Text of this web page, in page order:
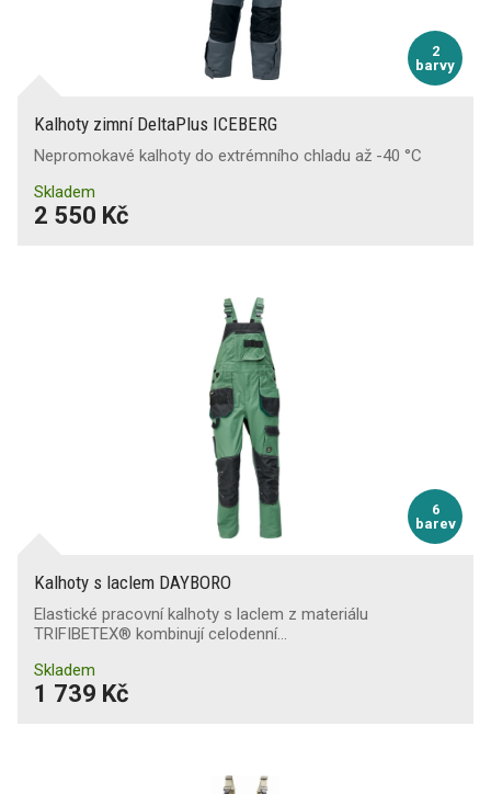
2
barvy
Kalhoty zimní DeltaPlus ICEBERG
Nepromokavé kalhoty do extrémního chladu až -40 °C
Skladem
2 550 Kč
6
barev
Kalhoty s laclem DAYBORO
Elastické pracovní kalhoty s laclem z materiálu
TRIFIBETEX® kombinují celodenní…
Skladem
1 739 Kč